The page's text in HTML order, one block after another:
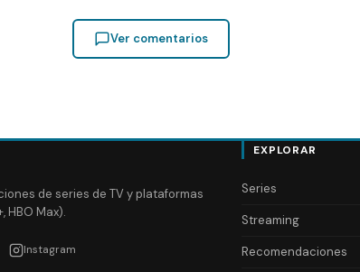
Ver comentarios
de series de TV y plataformas
HBO Max).
Instagram
EXPLORAR
Series
Streaming
Recomendaciones